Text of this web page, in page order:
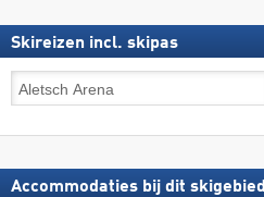
Skireizen incl. skipas
Skireizen
incl.
Accommodaties bij dit skigebied